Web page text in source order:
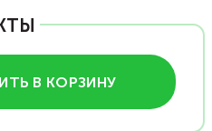
В КОРЗИНУ